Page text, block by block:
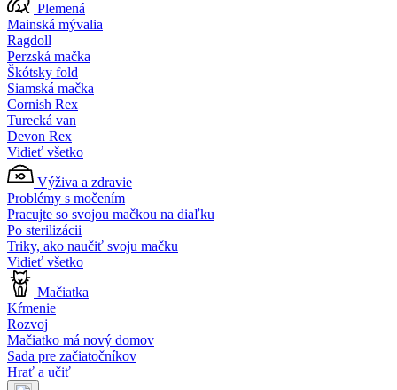
Plemená
Mainská mývalia
Ragdoll
Perzská mačka
Škótsky fold
Siamská mačka
Cornish Rex
Turecká van
Devon Rex
Vidieť všetko
Výživa a zdravie
Problémy s močením
Pracujte so svojou mačkou na diaľku
Po sterilizácii
Triky, ako naučiť svoju mačku
Vidieť všetko
Mačiatka
Kŕmenie
Rozvoj
Mačiatko má nový domov
Sada pre začiatočníkov
Hrať a učiť